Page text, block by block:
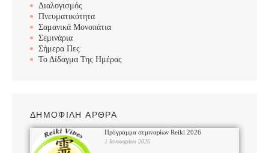
Διαλογισμός
Πνευματικότητα
Σαμανικά Μονοπάτια
Σεμινάρια
Σήμερα Πες
Το Δίδαγμα Της Ημέρας
ΔΗΜΟΦΙΛΗ ΑΡΘΡΑ
Πρόγραμμα σεμιναρίων Reiki 2026
1 Ιανουαρίου 2026